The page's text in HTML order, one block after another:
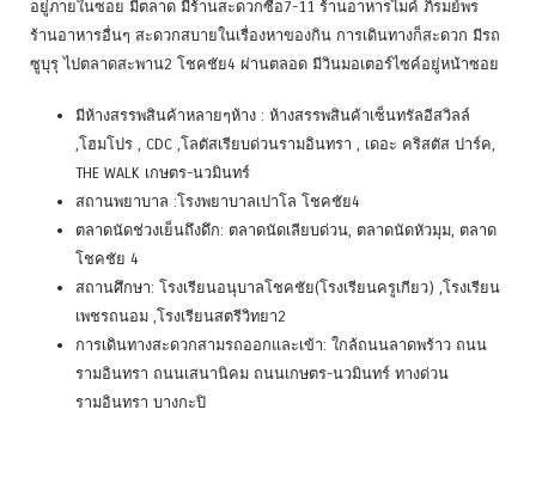
อยู่ภายในซอย มีตลาด มีร้านสะดวกซื้อ7-11 ร้านอาหารไมค์ ภิรมย์พร
ร้านอาหารอื่นๆ สะดวกสบายในเรื่องหาของกิน การเดินทางก็สะดวก มีรถ
ซูบุรุ ไปตลาดสะพาน2 โชคชัย4 ผ่านตลอด มีวินมอเตอร์ไซค์อยู่หน้าซอย
มีห้างสรรพสินค้าหลายๆห้าง : ห้างสรรพสินค้าเซ็นทรัลอีสวิลล์
,โฮมโปร , CDC ,โลตัสเรียบด่วนรามอินทรา , เดอะ คริสตัส ปาร์ค,
THE WALK เกษตร-นวมินทร์
สถานพยาบาล :โรงพยาบาลเปาโล โชคชัย4
ตลาดนัดช่วงเย็นถึงดึก: ตลาดนัดเลียบด่วน, ตลาดนัดหัวมุม, ตลาด
โชคชัย 4
สถานศึกษา: โรงเรียนอนุบาลโชคชัย(โรงเรียนครูเกียว) ,โรงเรียน
เพชรถนอม ,โรงเรียนสตรีวิทยา2
การเดินทางสะดวกสามรถออกและเข้า: ใกล้ถนนลาดพร้าว ถนน
รามอินทรา ถนนเสนานิคม ถนนเกษตร-นวมินทร์ ทางด่วน
รามอินทรา บางกะปิ